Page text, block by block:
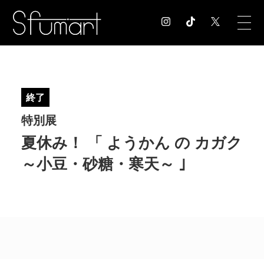
MUSEUM 美術館情報
NEWS
終了
特別展
夏休み！ 「 ようかん の カガク
～小豆・砂糖・寒天～ ｣